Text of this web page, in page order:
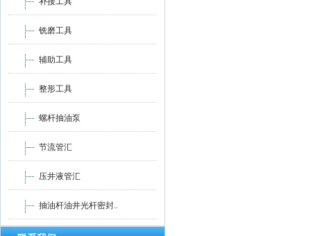
铣磨工具
辅助工具
整形工具
螺杆抽油泵
节流管汇
压井液管汇
抽油杆油井光杆密封..